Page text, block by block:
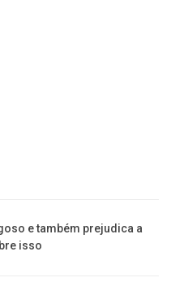
e também prejudica a
isso